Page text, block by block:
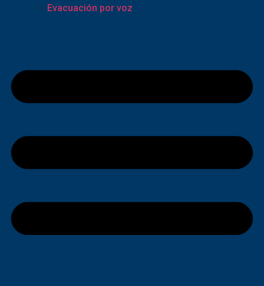
Evacuación por voz